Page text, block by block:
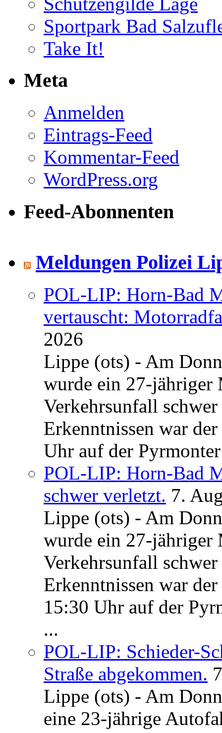
Sportpark Bad
Take It!
Meta
Anmelden
Eintrags-Feed
Kommentar-Feed
WordPress.org
Feed-Abonnenten
Meldungen Polizei
POL-LIP: Horn-Bad
vertauscht:
2026
Lippe (ots) - Am
wurde ein 27-jähriger
Verkehrsunfall
Erkenntnissen war
Uhr auf der
POL-LIP: Horn-Bad
schwer verletzt. 7.
Lippe (ots) - Am
wurde ein 27-jähriger
Verkehrsunfall
Erkenntnissen war
15:30 Uhr auf der
...
POL-LIP: Schieder-
Straße abgekommen.
Lippe (ots) - Am
eine 23-jährige